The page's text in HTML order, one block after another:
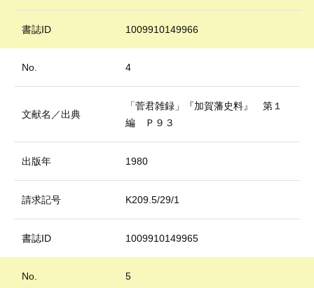
書誌ID 1009910149966
No. 4
文献名／出典
「菅君雑録」『加賀藩史料』 第１
編 Ｐ９３
出版年 1980
請求記号 K209.5/29/1
書誌ID 1009910149965
No. 5